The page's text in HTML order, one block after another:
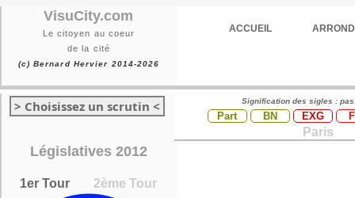
VisuCity.com
Le citoyen au coeur
de la cité
(c) Bernard Hervier 2014-2026
ACCUEIL
> Choisissez un scrutin <
Législatives 2012
1er Tour 2ème Tour
Signification des sigles :
Part BN EXG
Paris